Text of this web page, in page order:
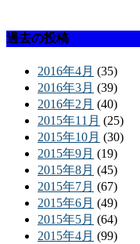
過去の投稿
2016年4月 (35)
2016年3月 (39)
2016年2月 (40)
2015年11月 (25)
2015年10月 (30)
2015年9月 (19)
2015年8月 (45)
2015年7月 (67)
2015年6月 (49)
2015年5月 (64)
2015年4月 (99)